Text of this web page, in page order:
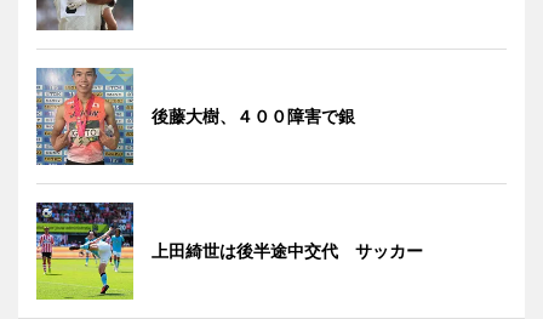
後藤大樹、４００障害で銀
上田綺世は後半途中交代 サッカー